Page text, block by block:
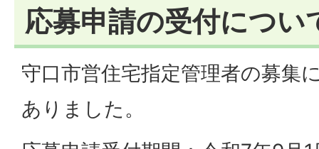
応募申請の受付につい
守口市営住宅指定管理者の募集
ありました。